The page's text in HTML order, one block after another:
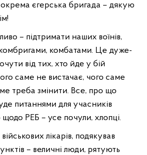
єгерська бригада – дякую
– підтримати наших воїнів,
комбригами, комбатами. Це дуже-
від тих, хто йде у бій
саме не вистачає, чого саме
треба змінити. Все, про що
питаннями для учасників
РЕБ – усе почули, хлопці.
лікарів, подякував
– величні люди, рятують